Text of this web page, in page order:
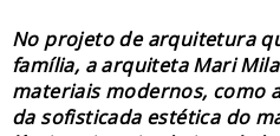
No projeto de arquitetura
família, a arquiteta Mari
materiais modernos, como
da sofisticada estética do